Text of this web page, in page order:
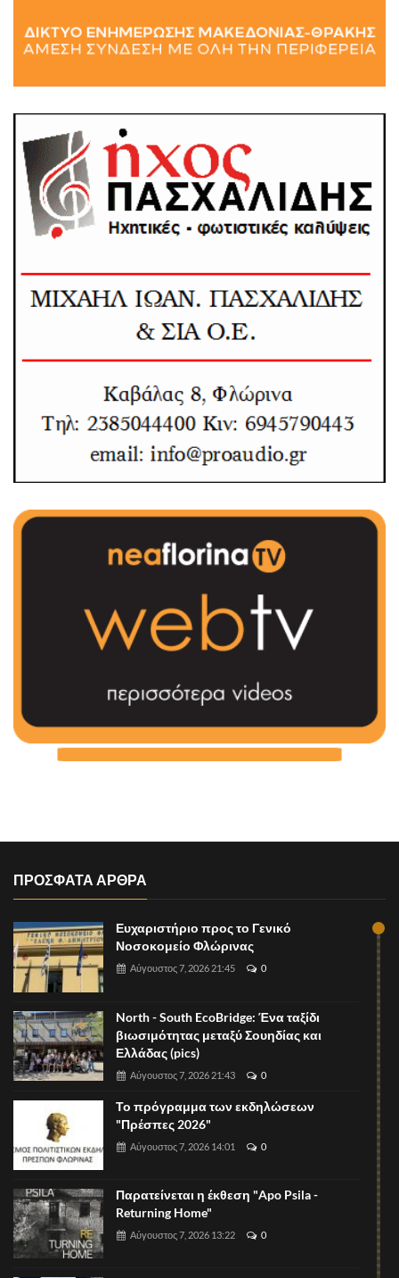
ΠΡΟΣΦΑΤΑ ΑΡΘΡΑ
Ευχαριστήριο προς το Γενικό
Νοσοκομείο Φλώρινας
Αύγουστος 7, 2026 21:45 0
North - South EcoBridge: Ένα ταξίδι
βιωσιμότητας μεταξύ Σουηδίας και
Ελλάδας (pics)
Αύγουστος 7, 2026 21:43 0
Το πρόγραμμα των εκδηλώσεων
"Πρέσπες 2026"
Αύγουστος 7, 2026 14:01 0
Παρατείνεται η έκθεση "Apo Psila -
Returning Home"
Αύγουστος 7, 2026 13:22 0